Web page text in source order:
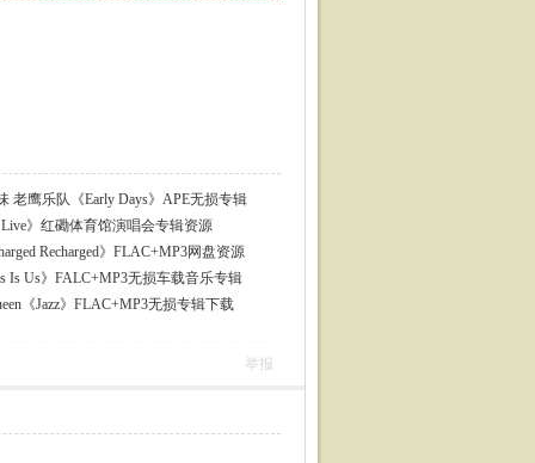
老鹰乐队《Early Days》APE无损专辑
Live》红磡体育馆演唱会专辑资源
Recharged》FLAC+MP3网盘资源
Is Us》FALC+MP3无损车载音乐专辑
《Jazz》FLAC+MP3无损专辑下载
举报